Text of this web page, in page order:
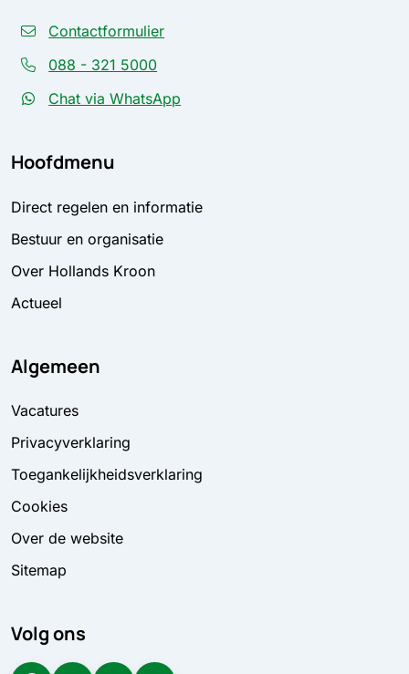
Contactformulier
088 - 321 5000
Chat via WhatsApp
Hoofdmenu
Direct regelen en informatie
Bestuur en organisatie
Over Hollands Kroon
Actueel
Algemeen
Vacatures
Privacyverklaring
Toegankelijkheidsverklaring
Cookies
Over de website
Sitemap
Volg ons